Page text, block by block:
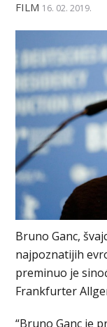
FILM 16. 02. 2019.
Bruno Ganc,
najpoznatijih
preminuo je
Frankfurter
“Bruno Ganc je